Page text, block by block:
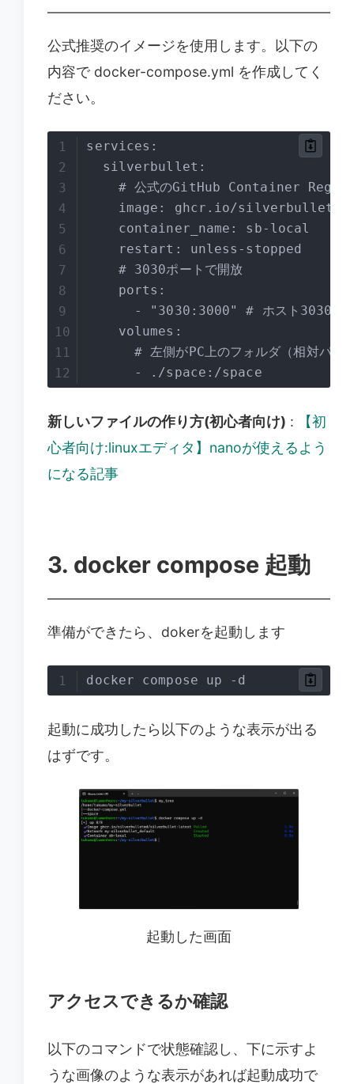
公式推奨のイメージを使用します。以下の
内容で docker-compose.yml を作成してく
ださい。
services:
  silverbullet:
# 公式のGitHub Container
image: ghcr.io/
    container_name: sb-local
    restart: unless-stopped
    # 3030ポートで開放
    ports:
- "3030:3000" # ホスト3030 ->
    volumes:
# 左側がPC上のフォルダ（相対パス
      - ./space:/space
新しいファイルの作り方(初心者向け) :
【初
心者向け:linuxエディタ】nanoが使えるよう
になる記事
3. docker compose 起動
準備ができたら、dokerを起動します
docker compose up -d
起動に成功したら以下のような表示が出る
はずです。
起動した画面
アクセスできるか確認
以下のコマンドで状態確認し、下に示すよ
うな画像のような表示があれば起動成功で